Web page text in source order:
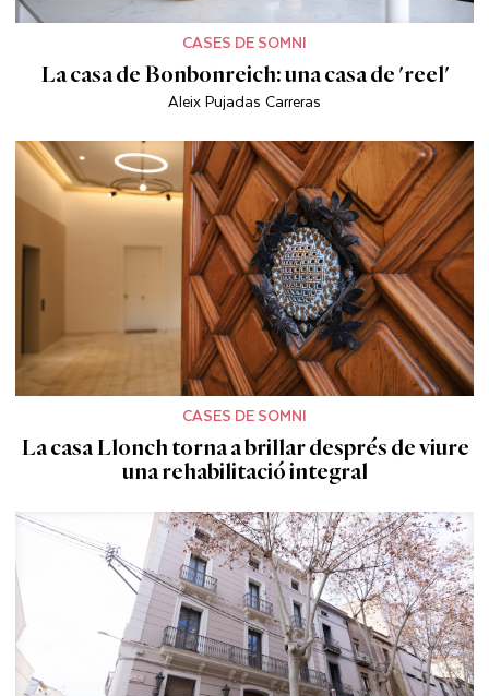
CASES DE SOMNI
La casa de Bonbonreich: una casa de 'reel'
Aleix Pujadas Carreras
CASES DE SOMNI
La casa Llonch torna a brillar després de viure
una rehabilitació integral